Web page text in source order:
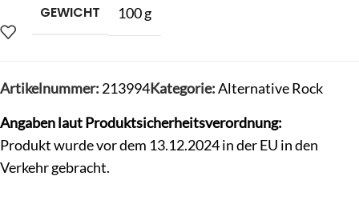
GEWICHT 100 g
Artikelnummer: 213994Kategorie:Alternative Rock
Angaben laut Produktsicherheitsverordnung:
Produkt wurde vor dem 13.12.2024 in der EU in den
Verkehr gebracht.